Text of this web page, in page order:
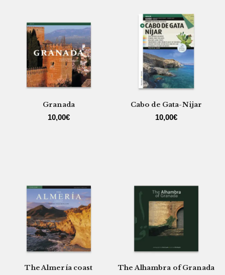
Granada
10,00€
Cabo de Gata-Nijar
10,00€
The Almería coast
The Alhambra of Granada